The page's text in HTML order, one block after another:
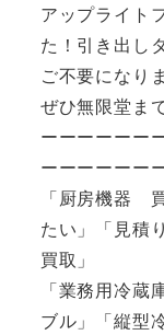
アップライト
た！引き出し
ご不要になり
ぜひ無限堂ま
ーーーーーー
ーーーーーー
「厨房機器
たい」「見積
買取」
「業務用冷蔵
ブル」「縦型